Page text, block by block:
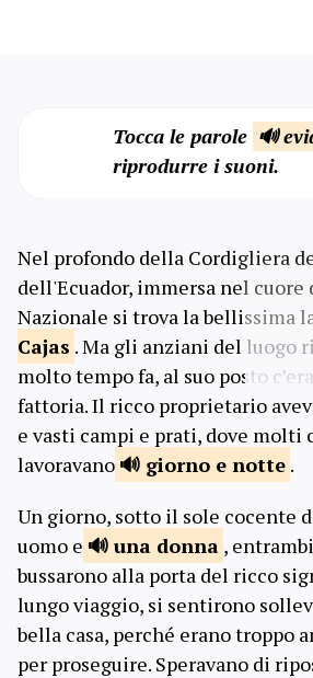
Tocca le parole 🔊
riprodurre i suoni.
Nel profondo della Cordigliera
dell'Ecuador, immersa nel cuore
Nazionale si trova la bellissima
Cajas . Ma gli anziani del luogo
molto tempo fa, al suo posto
fattoria. Il ricco proprietario
e vasti campi e prati, dove molti
lavoravano
giorno e notte .
Un giorno, sotto il sole cocente
uomo e
una donna ,
bussarono alla porta del ricco
lungo viaggio, si sentirono
bella casa, perché erano troppo
per proseguire. Speravano di